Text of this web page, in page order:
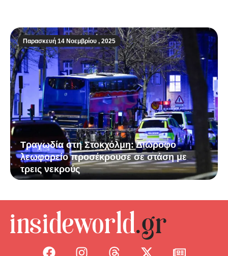
Παρασκευή 14 Νοεμβρίου , 2025
Τραγωδία στη Στοκχόλμη: Διώροφο
λεωφορείο προσέκρουσε σε στάση με
τρεις νεκρούς